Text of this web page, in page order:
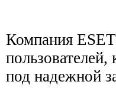
Компания
под надежной